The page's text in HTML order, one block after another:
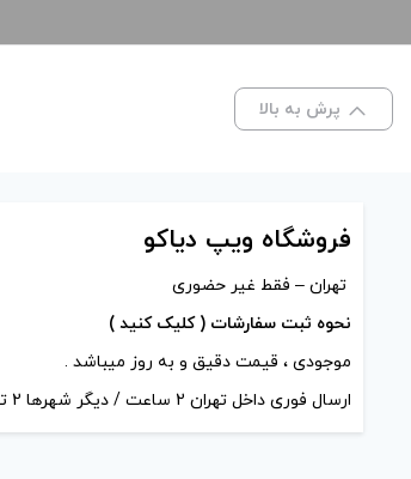
پرش به بالا
فروشگاه ویپ دیاکو
تهران – فقط غیر حضوری
نحوه ثبت سفارشات ( کلیک کنید )
موجودی ، قیمت دقیق و به روز میباشد .
ارسال فوری داخل تهران 2 ساعت / دیگر شهرها 2 تا 4 روز